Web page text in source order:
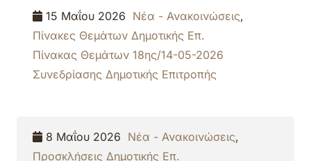
15 Μαΐου 2026 Νέα - Ανακοινώσεις,
Πίνακες Θεμάτων Δημοτικής Επ.
Πίνακας Θεμάτων 18ης/14-05-2026
Συνεδρίασης Δημοτικής Επιτροπής
8 Μαΐου 2026 Νέα - Ανακοινώσεις,
Προσκλήσεις Δημοτικής Επ.